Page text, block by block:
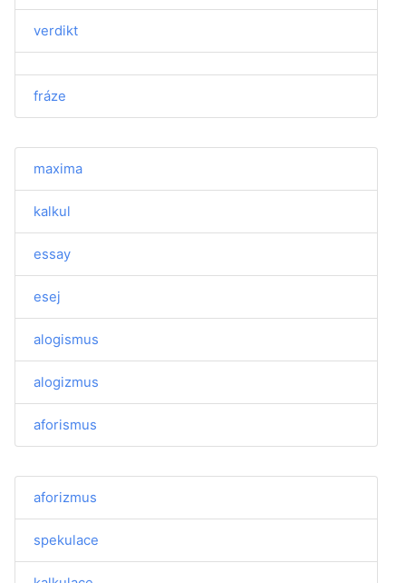
verdikt
fráze
maxima
kalkul
essay
esej
alogismus
alogizmus
aforismus
aforizmus
spekulace